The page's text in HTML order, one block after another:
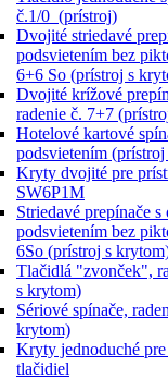
č.1/0 (prístroj)
Dvojité striedavé
podsvietením bez
6+6 So (prístroj s
Dvojité krížové
radenie č. 7+7
Hotelové kartové
podsvietením
Kryty dvojité pre
SW6P1M
Striedavé prepínače
podsvietením bez
6So (prístroj s
Tlačidlá "zvonček",
s krytom)
Sériové spínače,
krytom)
Kryty jednoduché
tlačidiel